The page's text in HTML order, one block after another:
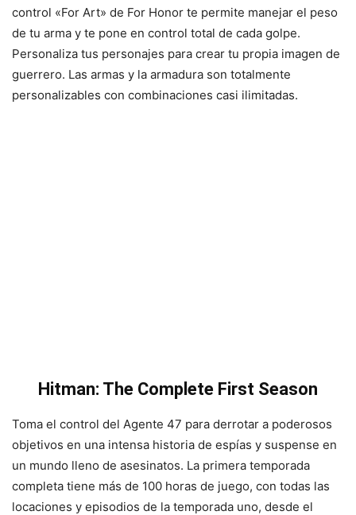
control «For Art» de For Honor te permite manejar el peso
de tu arma y te pone en control total de cada golpe.
Personaliza tus personajes para crear tu propia imagen de
guerrero. Las armas y la armadura son totalmente
personalizables con combinaciones casi ilimitadas.
Hitman: The Complete First Season
Toma el control del Agente 47 para derrotar a poderosos
objetivos en una intensa historia de espías y suspense en
un mundo lleno de asesinatos. La primera temporada
completa tiene más de 100 horas de juego, con todas las
locaciones y episodios de la temporada uno, desde el